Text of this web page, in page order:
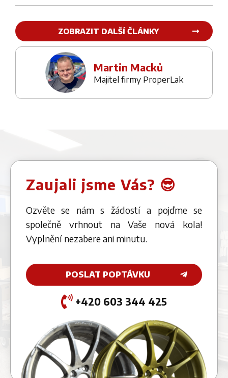
Martin Macků
Majitel firmy ProperLak
ZOBRAZIT DALŠÍ ČLÁNKY
Zaujali jsme Vás? 😎
Ozvěte se nám s žádostí a pojďme se
společně vrhnout na Vaše nová kola!
Vyplnění nezabere ani minutu.
POSLAT POPTÁVKU
+420 603 344 425